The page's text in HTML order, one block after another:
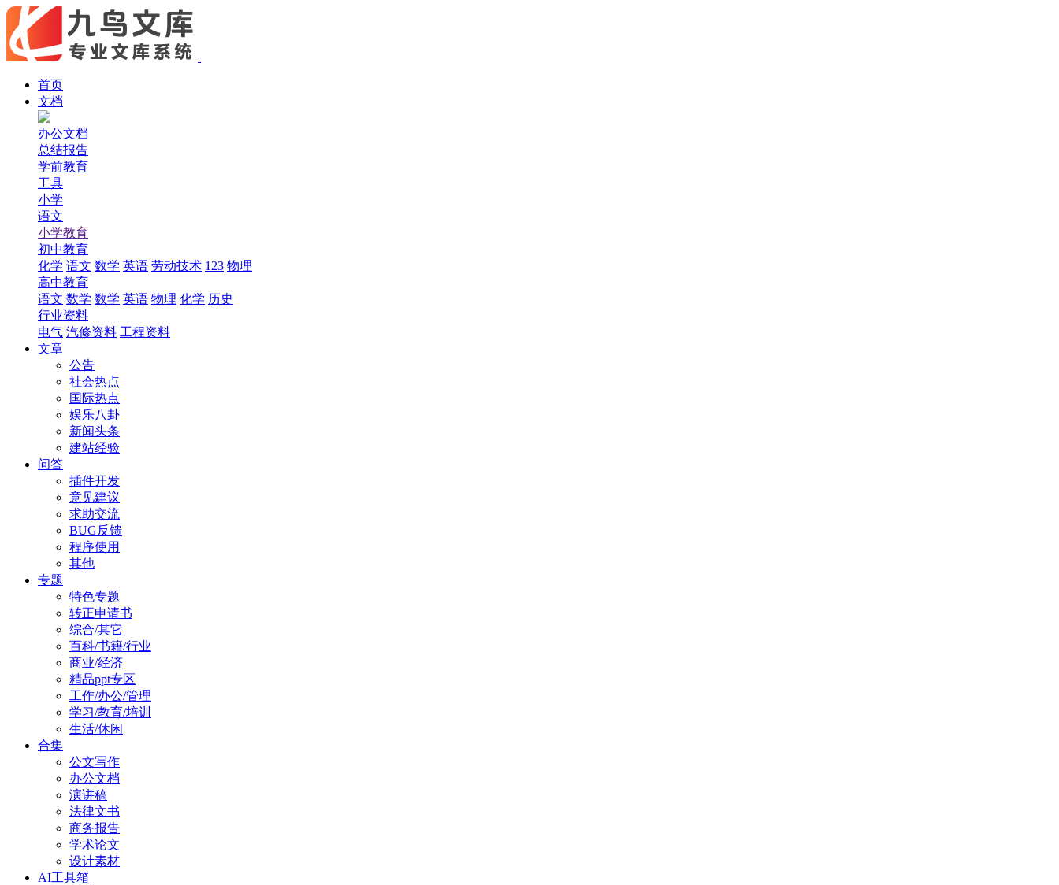
首页
文档
办公文档
总结报告
学前教育
工具
小学
语文
小学教育
初中教育
化学 语文 数学 英语 劳动技术 123 物理
高中教育
语文 数学 数学 英语 物理 化学 历史
行业资料
电气 汽修资料 工程资料
文章
公告
社会热点
国际热点
娱乐八卦
新闻头条
建站经验
问答
插件开发
意见建议
求助交流
BUG反馈
程序使用
其他
专题
特色专题
转正申请书
综合/其它
百科/书籍/行业
商业/经济
精品ppt专区
工作/办公/管理
学习/教育/培训
生活/休闲
合集
公文写作
办公文档
演讲稿
法律文书
商务报告
学术论文
设计素材
AI工具箱